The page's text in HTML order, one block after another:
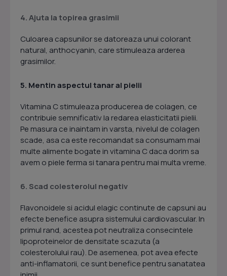
4. Ajuta la topirea grasimii
Culoarea capsunilor se datoreaza unui colorant
natural, anthocyanin, care stimuleaza arderea
grasimilor.
5. Mentin aspectul tanar al pielii
Vitamina C stimuleaza producerea de colagen, ce
contribuie semnificativ la redarea elasticitatii pielii.
Pe masura ce inaintam in varsta, nivelul de colagen
scade, asa ca este recomandat sa consumam mai
multe alimente bogate in vitamina C daca dorim sa
avem o piele ferma si tanara pentru mai multa vreme.
6. Scad colesterolul negativ
Flavonoidele si acidul elagic continute de capsuni au
efecte benefice asupra sistemului cardiovascular. In
primul rand, acestea pot neutraliza consecintele
lipoproteinelor de densitate scazuta (a
colesterolului rau). De asemenea, pot avea efecte
anti-inflamatorii, ce sunt benefice pentru sanatatea